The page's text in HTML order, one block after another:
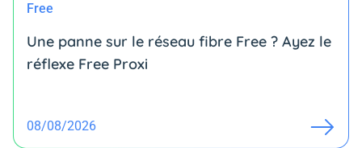
Free
Une panne sur le réseau fibre Free ? Ayez le
réflexe Free Proxi
08/08/2026